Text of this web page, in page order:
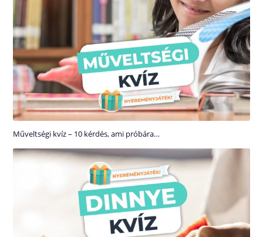
Műveltségi kvíz – 10 kérdés, ami próbára…